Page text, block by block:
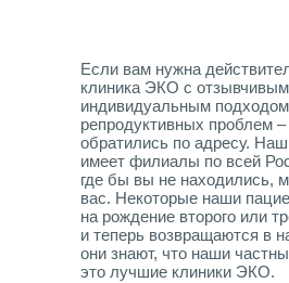
Если вам нужна
клиника ЭКО с
индивидуальным
репродуктивных проблем
обратились по адресу.
имеет филиалы по всей
где бы вы не находились,
вас. Некоторые наши
на рождение второго или
и теперь возвращаются в
они знают, что наши
это лучшие клиники ЭКО.